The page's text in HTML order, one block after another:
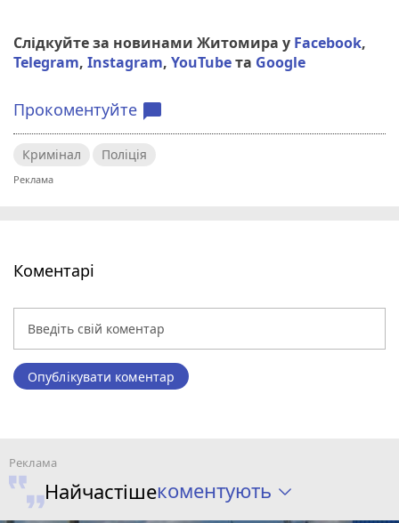
Слідкуйте за новинами Житомира у Facebook,
Telegram, Instagram, YouTubeта Google
Прокоментуйте chat_bubble
Кримінал Поліція
Коментарі
Опублікувати коментар
Найчастішекоментують